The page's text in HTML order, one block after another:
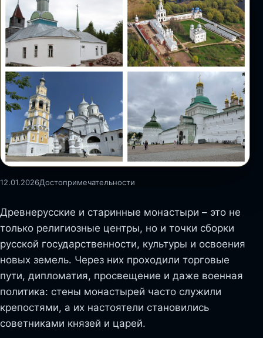
12.01.2026Достопримечательности
Древнерусские и старинные монастыри – это не
только религиозные центры, но и точки сборки
русской государственности, культуры и освоения
новых земель. Через них проходили торговые
пути, дипломатия, просвещение и даже военная
политика: стены монастырей часто служили
крепостями, а их настоятели становились
советниками князей и царей.